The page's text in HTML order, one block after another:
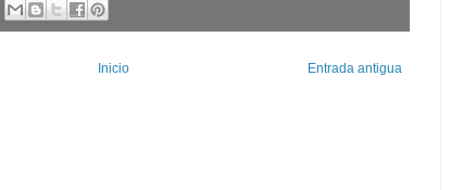
Entrada antigua
Inicio